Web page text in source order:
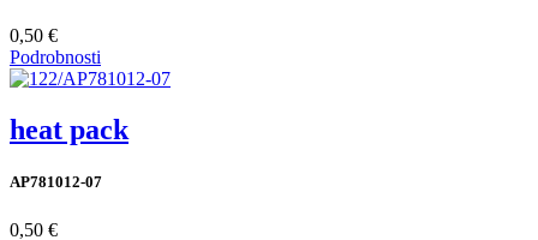
0,50 €
Podrobnosti
heat pack
AP781012-07
0,50 €